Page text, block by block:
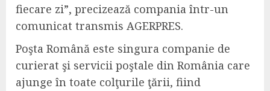
fiecare zi”, precizează compania într-un
comunicat transmis AGERPRES.
Poşta Română este singura companie de
curierat şi servicii poştale din România care
ajunge în toate colţurile ţării, fiind